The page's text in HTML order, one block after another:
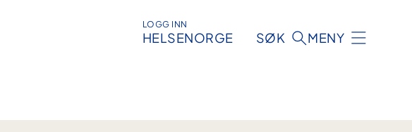
LOGG INN
HELSENORGE SØK MENY